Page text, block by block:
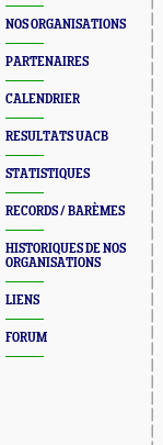
NOS ORGANISATIONS
PARTENAIRES
CALENDRIER
RESULTATS UACB
STATISTIQUES
RECORDS / BARÈMES
HISTORIQUES DE NOS
ORGANISATIONS
LIENS
FORUM